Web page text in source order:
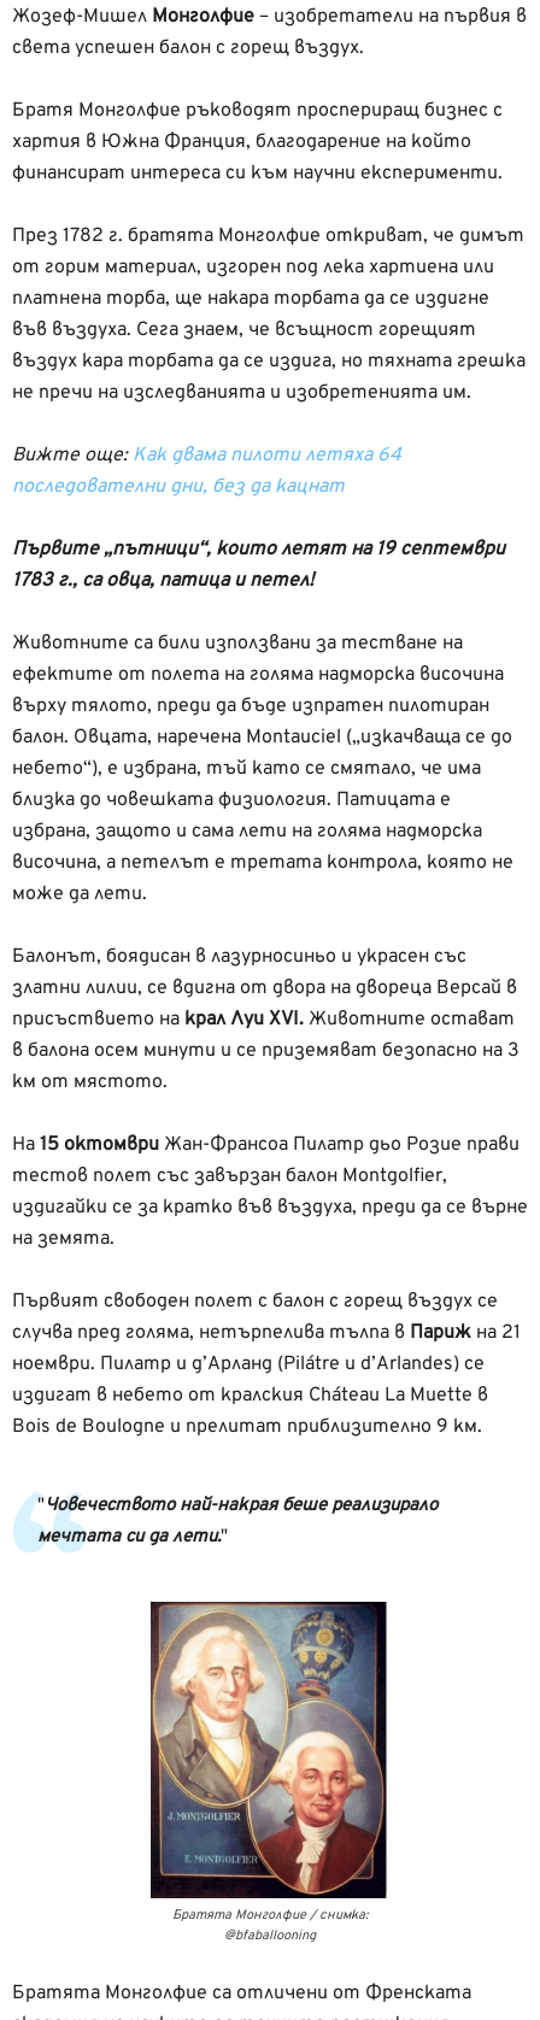
Жозеф-Мишел Монголфие – изобретатели на първия в
света успешен балон с горещ въздух.
Братя Монголфие ръководят проспериращ бизнес с
хартия в Южна Франция, благодарение на който
финансират интереса си към научни експерименти.
През 1782 г. братята Монголфие откриват, че димът
от горим материал, изгорен под лека хартиена или
платнена торба, ще накара торбата да се издигне
във въздуха. Сега знаем, че всъщност горещият
въздух кара торбата да се издига, но тяхната грешка
не пречи на изследванията и изобретенията им.
Вижте още: Как двама пилоти летяха 64
последователни дни, без да кацнат
Първите „пътници“, които летят на 19 септември
1783 г., са овца, патица и петел!
Животните са били използвани за тестване на
ефектите от полета на голяма надморска височина
върху тялото, преди да бъде изпратен пилотиран
балон. Овцата, наречена Montauciel („изкачваща се до
небето“), е избрана, тъй като се смятало, че има
близка до човешката физиология. Патицата е
избрана, защото и сама лети на голяма надморска
височина, а петелът е третата контрола, която не
може да лети.
Балонът, боядисан в лазурносиньо и украсен със
златни лилии, се вдигна от двора на двореца Версай в
присъствието на крал Луи XVI. Животните остават
в балона осем минути и се приземяват безопасно на 3
км от мястото.
На 15 октомври Жан-Франсоа Пилатр дьо Розие прави
тестов полет със завързан балон Montgolfier,
издигайки се за кратко във въздуха, преди да се върне
на земята.
Първият свободен полет с балон с горещ въздух се
случва пред голяма, нетърпелива тълпа в Париж на 21
ноември. Пилатр и д’Арланд (Pilátre и d’Arlandes) се
издигат в небето от кралския Cháteau La Muette в
Bois de Boulogne и прелитат приблизително 9 км.
Човечеството най-накрая беше реализирало
мечтата си да лети.
Братята Монголфие / снимка:
@bfaballooning
Братята Монголфие са отличени от Френската